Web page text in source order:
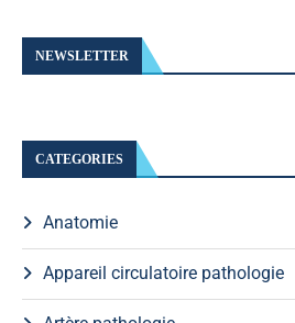
NEWSLETTER
CATEGORIES
Anatomie
Appareil circulatoire pathologie